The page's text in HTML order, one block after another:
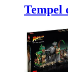
Tempel